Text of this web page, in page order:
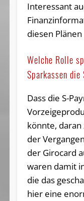
Interessant
diesen
Welche Rolle
Sparkassen die
Dass die S-
könnte,
der
der Girocard
waren damit
die das
hier eine